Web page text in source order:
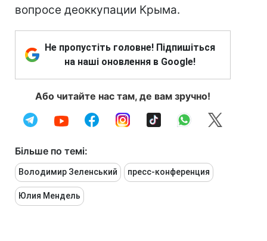
вопросе деоккупации Крыма.
Не пропустіть головне! Підпишіться
на наші оновлення в Google!
Або читайте нас там, де вам зручно!
Більше по темі:
Володимир Зеленський пресс-конференция
Юлия Мендель